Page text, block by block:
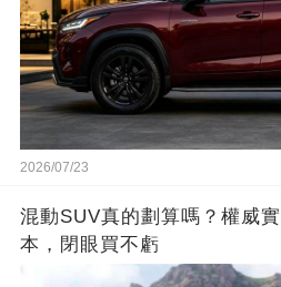
2026/07/23
混動SUV真的劃算嗎？權威
本，閉眼買不虧